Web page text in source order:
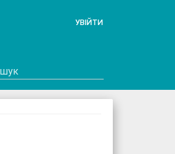
УВІЙТИ